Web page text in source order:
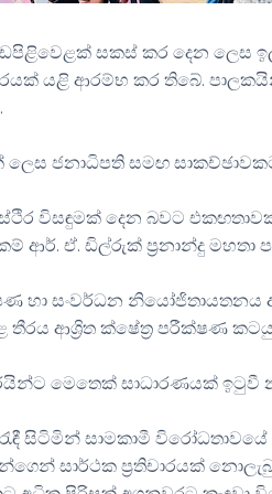
සකස් කර දෙන ලෙස
යළි ආරම්භ කර තිබේ.
.
ලෙස ජනාධිපති සමඟ
විසඳුමක් දෙන බවට
ආර්.ඒ.ඩිල්රුක් ප්‍රනාන්දු මහතා
හා සංවර්ධන
තීරය ආශ්‍රිත ක්ෂේත්‍ර පරීක්ෂණ
මෙතෙක් සාධාරණයක් ඉටුවී
සිටිමින් සාමකාමී
සාර්ථක ප්‍රතිචාරයක්